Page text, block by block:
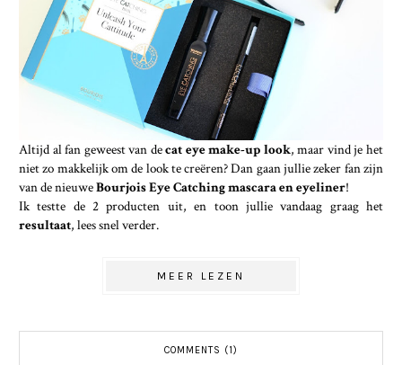
Altijd al fan geweest van decat eye make-up look, maar vind je het
niet zo makkelijk om de look te creëren? Dan gaan jullie zeker fan zijn
van de nieuweBourjois Eye Catching mascara en eyeliner!
Ik testte de 2 producten uit, en toon jullie vandaag graag het
resultaat, lees snel verder.
MEER LEZEN
COMMENTS (1)